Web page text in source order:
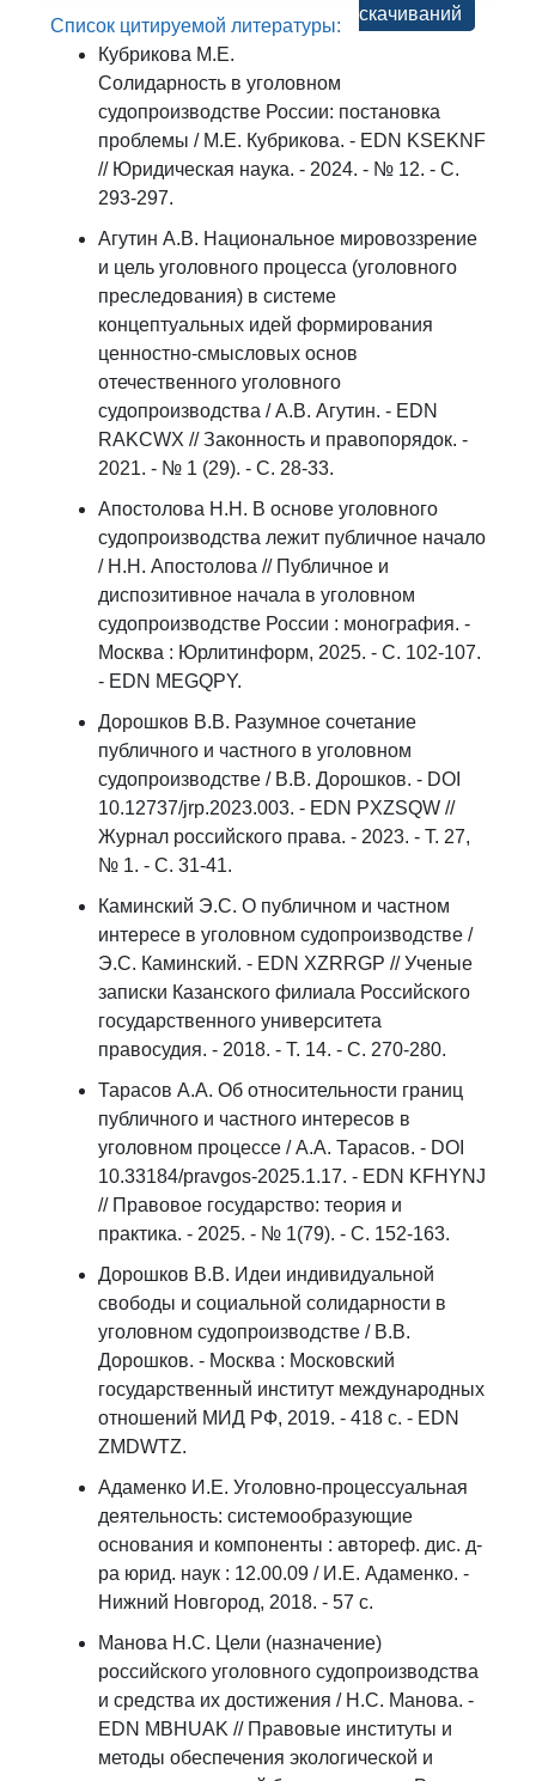
скачиваний
Список цитируемой литературы:
Кубрикова М.Е.
Солидарность в уголовном
судопроизводстве России: постановка
проблемы / М.Е. Кубрикова. - EDN KSEKNF
// Юридическая наука. - 2024. - № 12. - С.
293-297.
Агутин А.В. Национальное мировоззрение
и цель уголовного процесса (уголовного
преследования) в системе
концептуальных идей формирования
ценностно-смысловых основ
отечественного уголовного
судопроизводства / А.В. Агутин. - EDN
RAKCWX // Законность и правопорядок. -
2021. - № 1 (29). - С. 28-33.
Апостолова Н.Н. В основе уголовного
судопроизводства лежит публичное начало
/ Н.Н. Апостолова // Публичное и
диспозитивное начала в уголовном
судопроизводстве России : монография. -
Москва : Юрлитинформ, 2025. - С. 102-107.
- EDN MEGQPY.
Дорошков В.В. Разумное сочетание
публичного и частного в уголовном
судопроизводстве / В.В. Дорошков. - DOI
10.12737/jrp.2023.003. - EDN PXZSQW //
Журнал российского права. - 2023. - Т. 27,
№ 1. - С. 31-41.
Каминский Э.С. О публичном и частном
интересе в уголовном судопроизводстве /
Э.С. Каминский. - EDN XZRRGP // Ученые
записки Казанского филиала Российского
государственного университета
правосудия. - 2018. - Т. 14. - С. 270-280.
Тарасов А.А. Об относительности границ
публичного и частного интересов в
уголовном процессе / А.А. Тарасов. - DOI
10.33184/pravgos-2025.1.17. - EDN KFHYNJ
// Правовое государство: теория и
практика. - 2025. - № 1(79). - С. 152-163.
Дорошков В.В. Идеи индивидуальной
свободы и социальной солидарности в
уголовном судопроизводстве / В.В.
Дорошков. - Москва : Московский
государственный институт международных
отношений МИД РФ, 2019. - 418 с. - EDN
ZMDWTZ.
Адаменко И.Е. Уголовно-процессуальная
деятельность: системообразующие
основания и компоненты : автореф. дис. д-
ра юрид. наук : 12.00.09 / И.Е. Адаменко. -
Нижний Новгород, 2018. - 57 с.
Манова Н.С. Цели (назначение)
российского уголовного судопроизводства
и средства их достижения / Н.С. Манова. -
EDN MBHUAK // Правовые институты и
методы обеспечения экологической и